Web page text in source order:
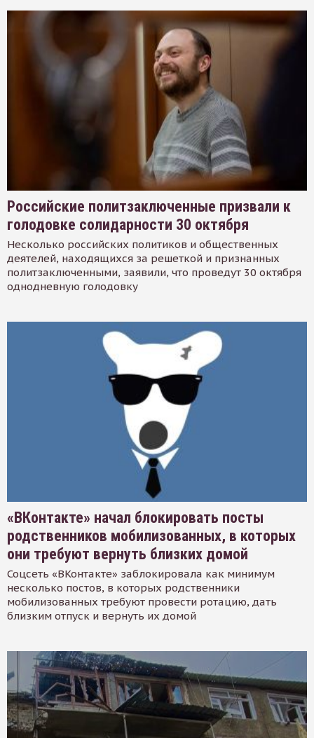
Российские политзаключенные призвали к
голодовке солидарности 30 октября
Несколько российских политиков и общественных
деятелей, находящихся за решеткой и признанных
политзаключенными, заявили, что проведут 30 октября
однодневную голодовку
«ВКонтакте» начал блокировать посты
родственников мобилизованных, в которых
они требуют вернуть близких домой
Соцсеть «ВКонтакте» заблокировала как минимум
несколько постов, в которых родственники
мобилизованных требуют провести ротацию, дать
близким отпуск и вернуть их домой